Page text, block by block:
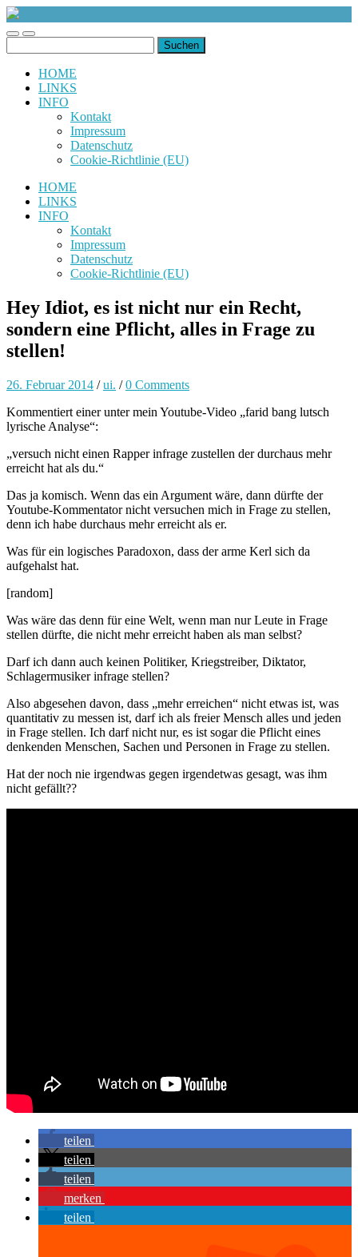
uiuiuiuiuiuiui.de
Toggle
mobile
Toggle
search
nach:
HOME
LINKS
INFO
Kontakt
Impressum
Datenschutz
Cookie-Richtlinie (EU)
HOME
LINKS
INFO
Kontakt
Impressum
Datenschutz
Cookie-Richtlinie (EU)
Hey Idiot, es ist nicht nur ein Recht,
sondern eine Pflicht, alles in Frage zu
stellen!
26. Februar 2014 /ui. /0 Comments
Kommentiert einer unter mein Youtube-Video „farid bang lutsch
lyrische Analyse“:
„versuch nicht einen Rapper infrage zustellen der durchaus mehr
erreicht hat als du.“
Das ja komisch. Wenn das ein Argument wäre, dann dürfte der
Youtube-Kommentator nicht versuchen mich in Frage zu stellen,
denn ich habe durchaus mehr erreicht als er.
Was für ein logisches Paradoxon, dass der arme Kerl sich da
aufgehalst hat.
[random]
Was wäre das denn für eine Welt, wenn man nur Leute in Frage
stellen dürfte, die nicht mehr erreicht haben als man selbst?
Darf ich dann auch keinen Politiker, Kriegstreiber, Diktator,
Schlagermusiker infrage stellen?
Also abgesehen davon, dass „mehr erreichen“ nicht etwas ist, was
quantitativ zu messen ist, darf ich als freier Mensch alles und jeden
in Frage stellen. Ich darf nicht nur, es ist sogar die Pflicht eines
denkenden Menschen, Sachen und Personen in Frage zu stellen.
Hat der noch nie irgendwas gegen irgendetwas gesagt, was ihm
nicht gefällt??
teilen
teilen
teilen
merken
teilen